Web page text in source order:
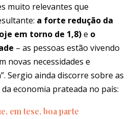
muito relevantes que
a forte redução da
em torno de 1,8)e o
– as pessoas estão vivendo
novas necessidades e
Sergio ainda discorre sobre as
economia prateada no país:
em tese, boa parte